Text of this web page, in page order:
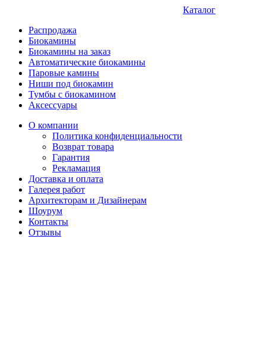
Каталог
Распродажа
Биокамины
Биокамины на заказ
Автоматические биокамины
Паровые камины
Ниши под биокамин
Тумбы с биокамином
Аксессуары
О компании
Политика конфиденциальности
Возврат товара
Гарантия
Рекламация
Доставка и оплата
Галерея работ
Архитекторам и Дизайнерам
Шоурум
Контакты
Отзывы